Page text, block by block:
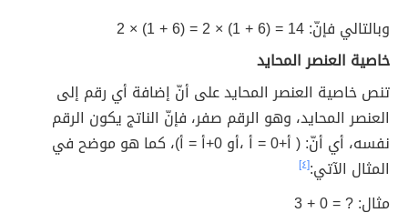
وبالتالي فإنّ: 14 = (6 + 1) × 2 = (6 + 1) × 2
خاصية العنصر المحايد
تنص خاصية العنصر المحايد على أنّ إضافة أي رقم إلى
العنصر المحايد، وهو الرقم صفر، فإنّ الناتج يكون الرقم
نفسه، أي أنّ: ( أ+0 = أ ،أو 0+أ = أ)، كما هو موضح في
المثال الآتي:[٤]
مثال: ? = 0 + 3